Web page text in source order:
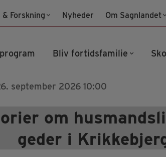
Forskning Nyheder Om Sagnlandet
Bliv fortidsfamilie
september 2026 10:00
om
geder i